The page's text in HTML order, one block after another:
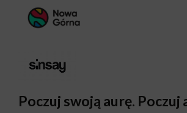
Poczuj swoją aurę. Poczuj